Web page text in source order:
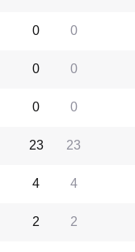
0
0
0
0
0
0
23
23
4
4
2
2